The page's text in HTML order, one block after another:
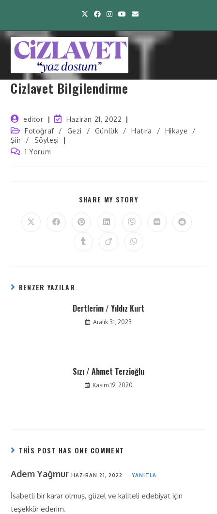
Cizlavet Bilgilendirme
editor
Haziran 21, 2022
Fotoğraf / Gezi / Günlük / Hatıra / Hikaye
/
Şiir
/
Söyleşi
1 Yorum
SHARE MY STORY
BENZER YAZILAR
Dertlerim / Yıldız Kurt
Aralık 31, 2023
Sızı / Ahmet Terzioğlu
Kasım 19, 2020
THIS POST HAS ONE COMMENT
Adem YağmurHAZIRAN 21, 2022 YANITLA
İsabetli bir karar olmuş, güzel ve kaliteli edebiyat için
teşekkür ederim.